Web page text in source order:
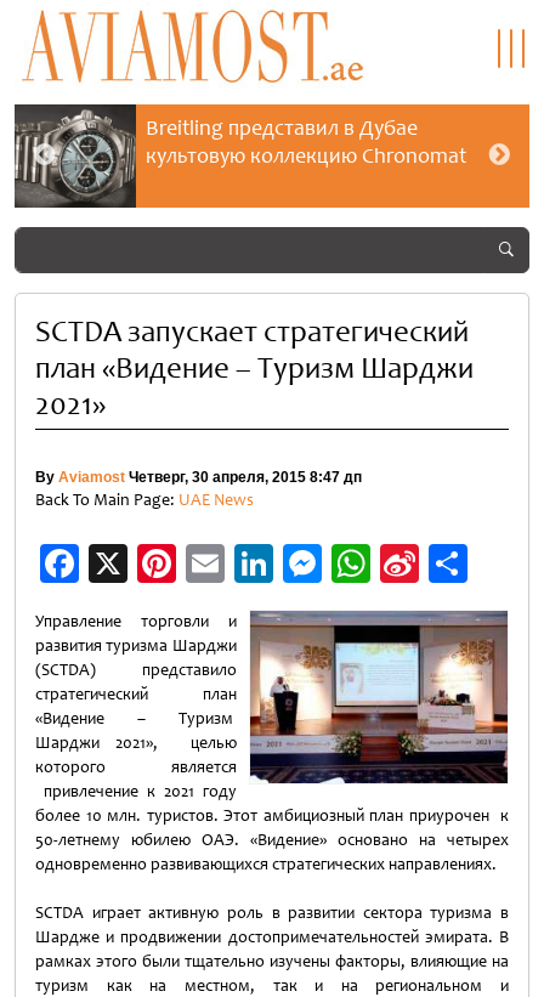
Breitling представил в Дубае
культовую коллекцию Chronomat
SCTDA запускает стратегический
план «Видение – Туризм Шарджи
2021»
By Aviamost Четверг, 30 апреля, 2015 8:47 дп
Back To Main Page: UAE News
Facebook
X Pinterest
EmailLinkedIn
Messenger
WhatsApp
Sina
Weibo
Управление торговли и
развития туризма Шарджи
(SCTDA) представило
стратегический план
«Видение – Туризм
Шарджи 2021», целью
которого является
привлечение к 2021 году
более 10 млн. туристов. Этот амбициозный план приурочен к
50-летнему юбилею ОАЭ. «Видение» основано на четырех
одновременно развивающихся стратегических направлениях.
SCTDA играет активную роль в развитии сектора туризма в
Шардже и продвижении достопримечательностей эмирата. В
рамках этого были тщательно изучены факторы, влияющие на
туризм как на местном, так и на региональном и